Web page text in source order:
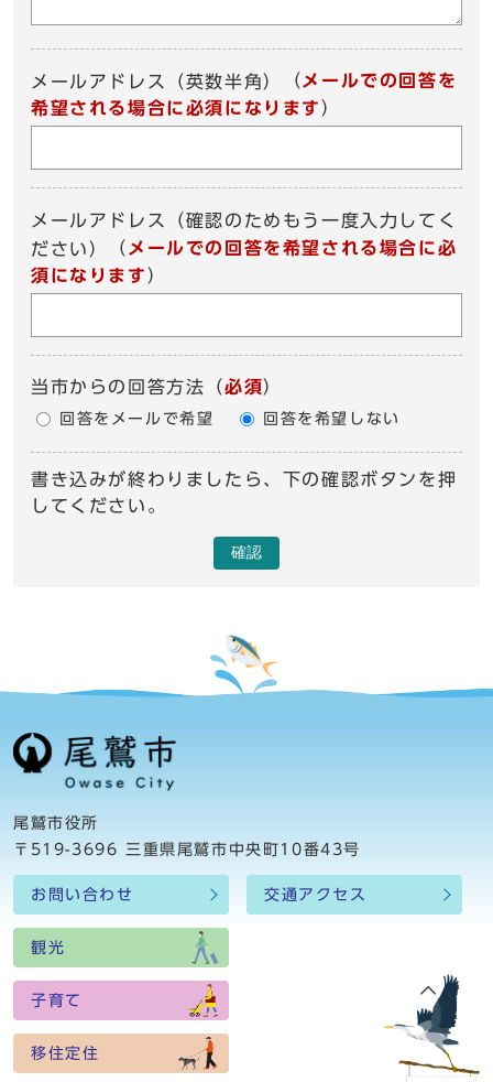
メールアドレス（英数半角） （ メールでの回答を
希望される場合に必須になります ）
メールアドレス（確認のためもう一度入力してく
ださい）
（ メールでの回答を希望される場合に必
須になります ）
当市からの回答方法 （必須）
回答をメールで希望 回答を希望しない
書き込みが終わりましたら、下の確認ボタンを押
してください。
確認
尾鷲市役所
〒519-3696 三重県尾鷲市中央町10番43号
お問い合わせ 交通アクセス
観光
子育て
移住定住